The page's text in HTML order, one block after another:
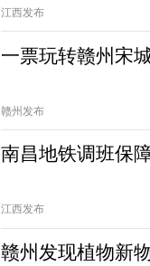
江西发布
一票玩转赣州宋
赣州发布
南昌地铁调班保
江西发布
赣州发现植物新